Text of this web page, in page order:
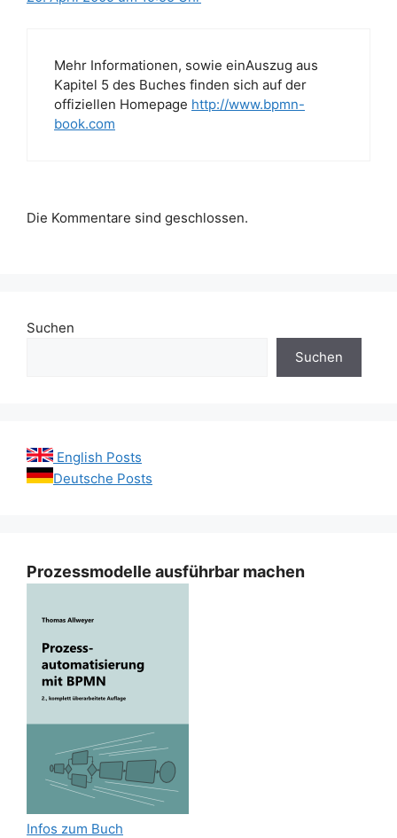
Mehr Informationen, sowie einAuszug aus
Kapitel 5 des Buches finden sich auf der
offiziellen Homepage http://www.bpmn-
book.com
Die Kommentare sind geschlossen.
Suchen
Suchen
English Posts
Deutsche Posts
Prozessmodelle ausführbar machen
Infos zum Buch